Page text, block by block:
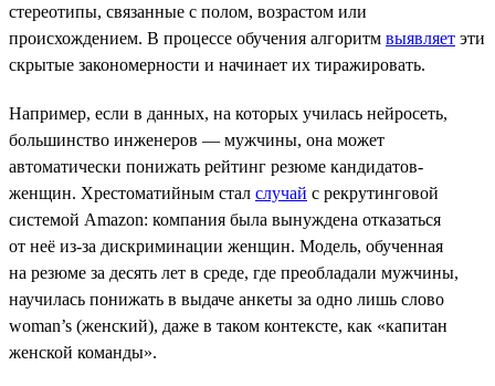
стереотипы, связанные с полом, возрастом или
происхождением. В процессе обучения алгоритм выявляет эти
скрытые закономерности и начинает их тиражировать.
Например, если в данных, на которых училась нейросеть,
большинство инженеров — мужчины, она может
автоматически понижать рейтинг резюме кандидатов-
женщин. Хрестоматийным стал случай с рекрутинговой
системой Amazon: компания была вынуждена отказаться
от неё из-за дискриминации женщин. Модель, обученная
на резюме за десять лет в среде, где преобладали мужчины,
научилась понижать в выдаче анкеты за одно лишь слово
woman’s (женский), даже в таком контексте, как «капитан
женской команды».